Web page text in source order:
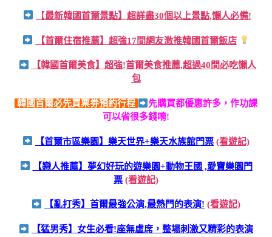
【最新韓國首爾景點】超詳盡30個以上景點,懶人必備!
【首爾住宿推薦】超強17間網友激推韓國首爾飯店
【韓國首爾美食】超強!首爾美食推薦,超過40間必吃懶人
包
韓國首爾必先買票劵預約行程
先購買都優惠許多，作功課
可以省很多錢唷!
【首爾市區樂園】樂天世界+樂天水族館門票 (看遊記)
【戀人推薦】夢幻好玩的遊樂園+動物王國 ,愛寶樂園門
票 (看遊記)
【亂打秀】首爾最強公演,最熱門的表演! (看遊記)
【猛男秀】女生必看!座無虛席，整場刺激又精彩的表演